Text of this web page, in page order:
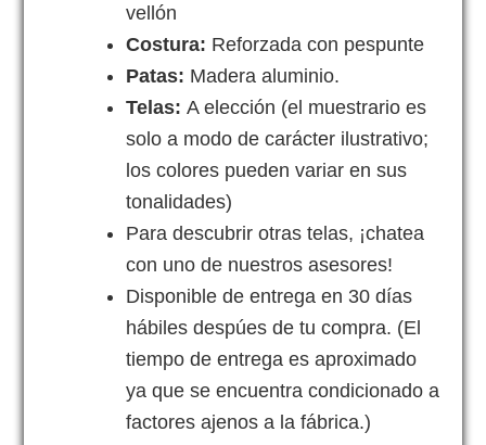
vellón
Costura: Reforzada con pespunte
Patas: Madera aluminio.
Telas: A elección (el muestrario es
solo a modo de carácter ilustrativo;
los colores pueden variar en sus
tonalidades)
Para descubrir otras telas, ¡chatea
con uno de nuestros asesores!
Disponible de entrega en 30 días
hábiles despúes de tu compra. (El
tiempo de entrega es aproximado
ya que se encuentra condicionado a
factores ajenos a la fábrica.)